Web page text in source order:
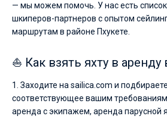
— мы можем помочь. У нас есть
шкиперов-партнеров с опытом
маршрутам в районе Пхукете.
⛵ Как взять яхту в аренду
1. Заходите на sailica.com и
соответствующее вашим
аренда с экипажем, аренда парусной